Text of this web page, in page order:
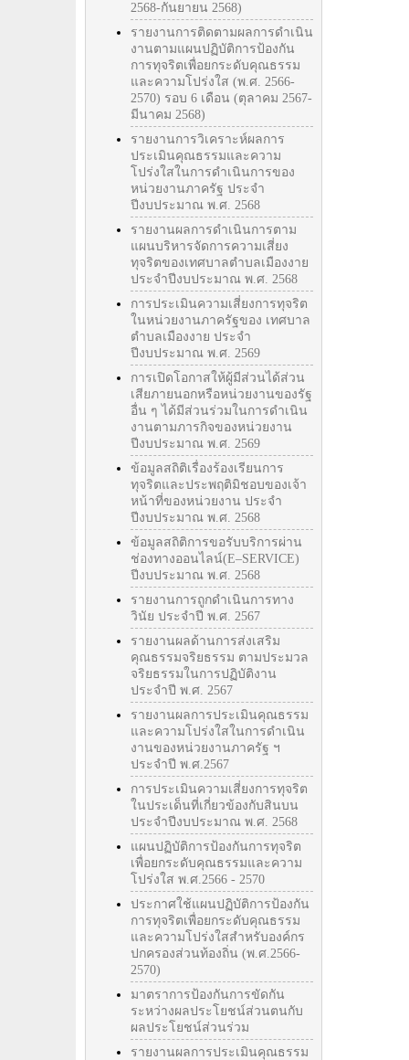
2568-กันยายน 2568)
รายงานการติดตามผลการดำเนิน
งานตามแผนปฏิบัติการป้องกัน
การทุจริตเพื่อยกระดับคุณธรรม
และความโปร่งใส (พ.ศ. 2566-
2570) รอบ 6 เดือน (ตุลาคม 2567-
มีนาคม 2568)
รายงานการวิเคราะห์ผลการ
ประเมินคุณธรรมและความ
โปร่งใสในการดำเนินการของ
หน่วยงานภาครัฐ ประจำ
ปีงบประมาณ พ.ศ. 2568
รายงานผลการดำเนินการตาม
แผนบริหารจัดการความเสี่ยง
ทุจริตของเทศบาลตำบลเมืองงาย
ประจำปีงบประมาณ พ.ศ. 2568
การประเมินความเสี่ยงการทุจริต
ในหน่วยงานภาครัฐของ เทศบาล
ตำบลเมืองงาย ประจำ
ปีงบประมาณ พ.ศ. 2569
การเปิดโอกาสให้ผู้มีส่วนได้ส่วน
เสียภายนอกหรือหน่วยงานของรัฐ
อื่น ๆ ได้มีส่วนร่วมในการดำเนิน
งานตามภารกิจของหน่วยงาน
ปีงบประมาณ พ.ศ. 2569
ข้อมูลสถิติเรื่องร้องเรียนการ
ทุจริตและประพฤติมิชอบของเจ้า
หน้าที่ของหน่วยงาน ประจำ
ปีงบประมาณ พ.ศ. 2568
ข้อมูลสถิติการขอรับบริการผ่าน
ช่องทางออนไลน์(E–SERVICE)
ปีงบประมาณ พ.ศ. 2568
รายงานการถูกดำเนินการทาง
วินัย ประจำปี พ.ศ. 2567
รายงานผลด้านการส่งเสริม
คุณธรรมจริยธรรม ตามประมวล
จริยธรรมในการปฏิบัติงาน
ประจำปี พ.ศ. 2567
รายงานผลการประเมินคุณธรรม
และความโปร่งใสในการดำเนิน
งานของหน่วยงานภาครัฐ ฯ
ประจำปี พ.ศ.2567
การประเมินความเสี่ยงการทุจริต
ในประเด็นที่เกี่ยวข้องกับสินบน
ประจำปีงบประมาณ พ.ศ. 2568
แผนปฏิบัติการป้องกันการทุจริต
เพื่อยกระดับคุณธรรมและความ
โปร่งใส พ.ศ.2566 - 2570
ประกาศใช้แผนปฏิบัติการป้องกัน
การทุจริตเพื่อยกระดับคุณธรรม
และความโปร่งใสสำหรับองค์กร
ปกครองส่วนท้องถิ่น (พ.ศ.2566-
2570)
มาตราการป้องกันการขัดกัน
ระหว่างผลประโยชน์ส่วนตนกับ
ผลประโยชน์ส่วนร่วม
รายงานผลการประเมินคุณธรรม